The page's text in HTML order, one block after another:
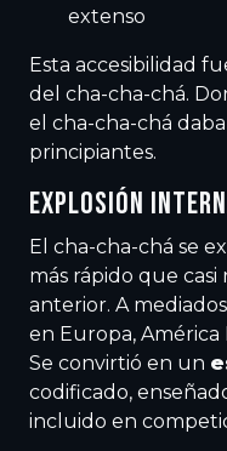
extenso
Esta accesibilidad
del cha-cha-chá.
el cha-cha-chá
principiantes.
EXPLOSIÓN
El cha-cha-chá se
más rápido que
anterior. A
en Europa, América
Se convirtió en un
codificado,
incluido en